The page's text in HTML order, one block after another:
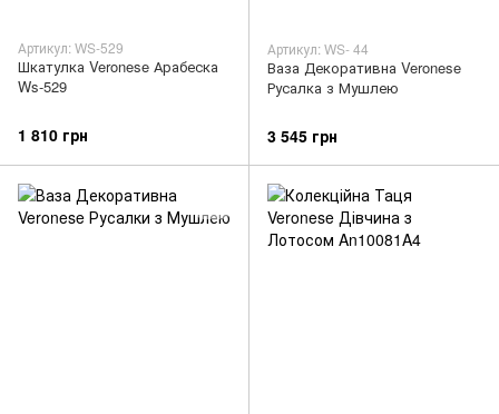
Артикул: WS-529
Шкатулка Veronese Арабеска
Ws-529
1 810 грн
Артикул: WS- 44
Ваза Декоративна Veronese
Русалка з Мушлею
3 545 грн